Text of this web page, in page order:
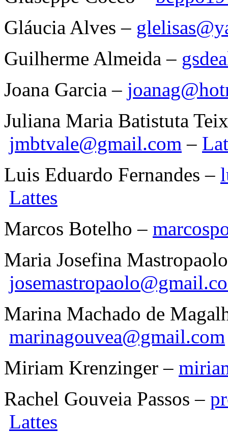
Gláucia Alves –
Guilherme Almeida –
Joana Garcia –
Juliana Maria Batistuta
jmbtvale@gmail.com –
Luis Eduardo Fernandes –
Lattes
Marcos Botelho –
Maria Josefina
Marina Machado de
marinagouvea@gmail.com
Miriam Krenzinger –
Rachel Gouveia Passos –
Lattes